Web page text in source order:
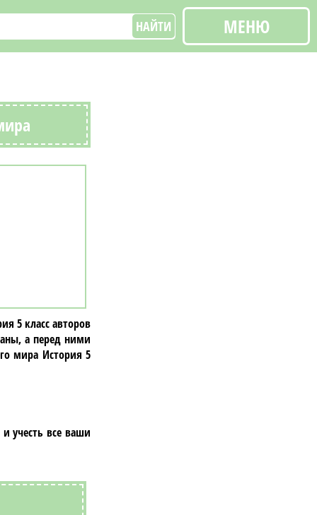
НАЙТИ МЕНЮ
5 класc авторов
а перед ними
мира История 5
учесть все ваши